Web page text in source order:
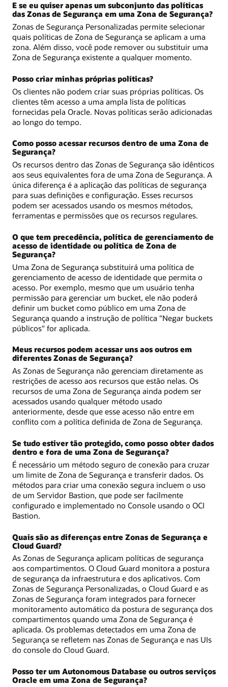
E se eu quiser apenas um subconjunto das políticas
das Zonas de Segurança em uma Zona de Segurança?
Zonas de Segurança Personalizadas permite selecionar
quais políticas de Zona de Segurança se aplicam a uma
zona. Além disso, você pode remover ou substituir uma
Zona de Segurança existente a qualquer momento.
Posso criar minhas próprias políticas?
Os clientes não podem criar suas próprias políticas. Os
clientes têm acesso a uma ampla lista de políticas
fornecidas pela Oracle. Novas políticas serão adicionadas
ao longo do tempo.
Como posso acessar recursos dentro de uma Zona de
Segurança?
Os recursos dentro das Zonas de Segurança são idênticos
aos seus equivalentes fora de uma Zona de Segurança. A
única diferença é a aplicação das políticas de segurança
para suas definições e configuração. Esses recursos
podem ser acessados usando os mesmos métodos,
ferramentas e permissões que os recursos regulares.
O que tem precedência, política de gerenciamento de
acesso de identidade ou política de Zona de
Segurança?
Uma Zona de Segurança substituirá uma política de
gerenciamento de acesso de identidade que permita o
acesso. Por exemplo, mesmo que um usuário tenha
permissão para gerenciar um bucket, ele não poderá
definir um bucket como público em uma Zona de
Segurança quando a instrução de política "Negar buckets
públicos" for aplicada.
Meus recursos podem acessar uns aos outros em
diferentes Zonas de Segurança?
As Zonas de Segurança não gerenciam diretamente as
restrições de acesso aos recursos que estão nelas. Os
recursos de uma Zona de Segurança ainda podem ser
acessados usando qualquer método usado
anteriormente, desde que esse acesso não entre em
conflito com a política definida de Zona de Segurança.
Se tudo estiver tão protegido, como posso obter dados
dentro e fora de uma Zona de Segurança?
É necessário um método seguro de conexão para cruzar
um limite de Zona de Segurança e transferir dados. Os
métodos para criar uma conexão segura incluem o uso
de um Servidor Bastion, que pode ser facilmente
configurado e implementado no Console usando o OCI
Bastion.
Quais são as diferenças entre Zonas de Segurança e
Cloud Guard?
As Zonas de Segurança aplicam políticas de segurança
aos compartimentos. O Cloud Guard monitora a postura
de segurança da infraestrutura e dos aplicativos. Com
Zonas de Segurança Personalizadas, o Cloud Guard e as
Zonas de Segurança foram integrados para fornecer
monitoramento automático da postura de segurança dos
compartimentos quando uma Zona de Segurança é
aplicada. Os problemas detectados em uma Zona de
Segurança se refletem nas Zonas de Segurança e nas UIs
do console do Cloud Guard.
Posso ter um Autonomous Database ou outros serviços
Oracle em uma Zona de Segurança?